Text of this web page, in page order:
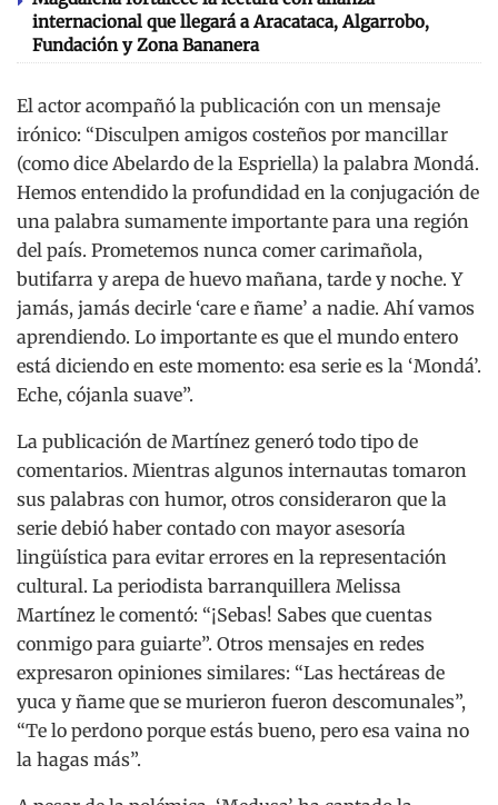
internacional que llegará a Aracataca, Algarrobo,
Fundación y Zona Bananera
El actor acompañó la publicación con un mensaje
irónico: “Disculpen amigos costeños por mancillar
(como dice Abelardo de la Espriella) la palabra Mondá.
Hemos entendido la profundidad en la conjugación de
una palabra sumamente importante para una región
del país. Prometemos nunca comer carimañola,
butifarra y arepa de huevo mañana, tarde y noche. Y
jamás, jamás decirle ‘care e ñame’ a nadie. Ahí vamos
aprendiendo. Lo importante es que el mundo entero
está diciendo en este momento: esa serie es la ‘Mondá’.
Eche, cójanla suave”.
La publicación de Martínez generó todo tipo de
comentarios. Mientras algunos internautas tomaron
sus palabras con humor, otros consideraron que la
serie debió haber contado con mayor asesoría
lingüística para evitar errores en la representación
cultural. La periodista barranquillera Melissa
Martínez le comentó: “¡Sebas! Sabes que cuentas
conmigo para guiarte”. Otros mensajes en redes
expresaron opiniones similares: “Las hectáreas de
yuca y ñame que se murieron fueron descomunales”,
“Te lo perdono porque estás bueno, pero esa vaina no
la hagas más”.